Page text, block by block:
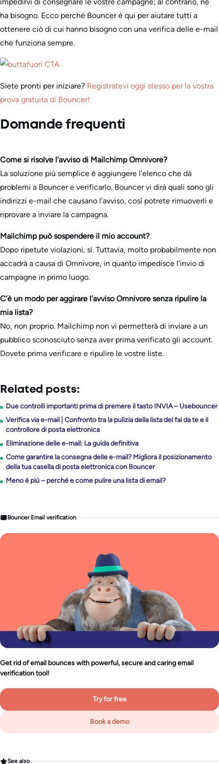
ha bisogno. Ecco perché Bouncer è qui per aiutare tutti a
ottenere ciò di cui hanno bisogno con una verifica delle e-mail
che funziona sempre.
Siete pronti per iniziare? Registratevi oggi stesso per la vostra
prova gratuita di Bouncer!
Domande frequenti
Come si risolve l’avviso di Mailchimp Omnivore?
La soluzione più semplice è aggiungere l’elenco che dà
problemi a Bouncer e verificarlo. Bouncer vi dirà quali sono gli
indirizzi e-mail che causano l’avviso, così potrete rimuoverli e
riprovare a inviare la campagna.
Mailchimp può sospendere il mio account?
Dopo ripetute violazioni, sì. Tuttavia, molto probabilmente non
accadrà a causa di Omnivore, in quanto impedisce l’invio di
campagne in primo luogo.
C’è un modo per aggirare l’avviso Omnivore senza ripulire la
mia lista?
No, non proprio. Mailchimp non vi permetterà di inviare a un
pubblico sconosciuto senza aver prima verificato gli account.
Dovete prima verificare e ripulire le vostre liste.
Related posts:
Due controlli importanti prima di premere il tasto INVIA – Usebouncer
Verifica via e-mail | Confronto tra la pulizia della lista del fai da te e il
controllore di posta elettronica
Eliminazione delle e-mail: La guida definitiva
Come garantire la consegna delle e-mail? Migliora il posizionamento
della tua casella di posta elettronica con Bouncer
Meno è più – perché e come pulire una lista di email?
Bouncer Email verification
Get rid of email bounces with powerful, secure and caring email
verification tool!
Try for free
Book a demo
See also